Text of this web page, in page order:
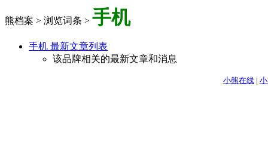
熊档案 > 浏览词条 > 手机
手机 最新文章列表
该品牌相关的最新文章和消息
小熊在线|